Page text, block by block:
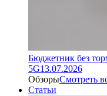
Бюджетник без
5G13.07.2026
ОбзорыСмотреть
Статьи